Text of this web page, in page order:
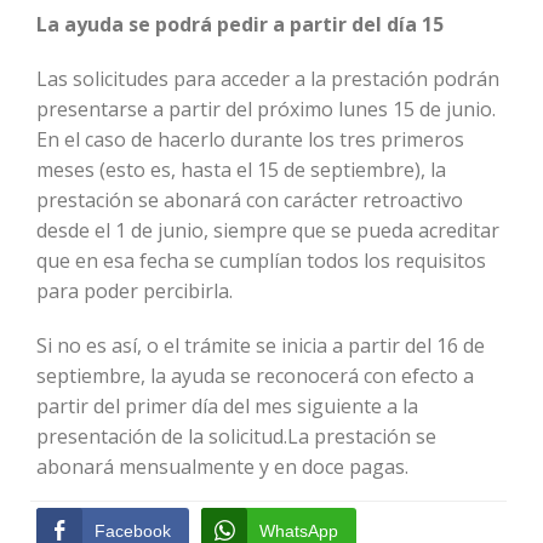
La ayuda se podrá pedir a partir del día 15
Las solicitudes para acceder a la prestación podrán
presentarse a partir del próximo lunes 15 de junio.
En el caso de hacerlo durante los tres primeros
meses (esto es, hasta el 15 de septiembre), la
prestación se abonará con carácter retroactivo
desde el 1 de junio, siempre que se pueda acreditar
que en esa fecha se cumplían todos los requisitos
para poder percibirla.
Si no es así, o el trámite se inicia a partir del 16 de
septiembre, la ayuda se reconocerá con efecto a
partir del primer día del mes siguiente a la
presentación de la solicitud.La prestación se
abonará mensualmente y en doce pagas.
Facebook WhatsApp